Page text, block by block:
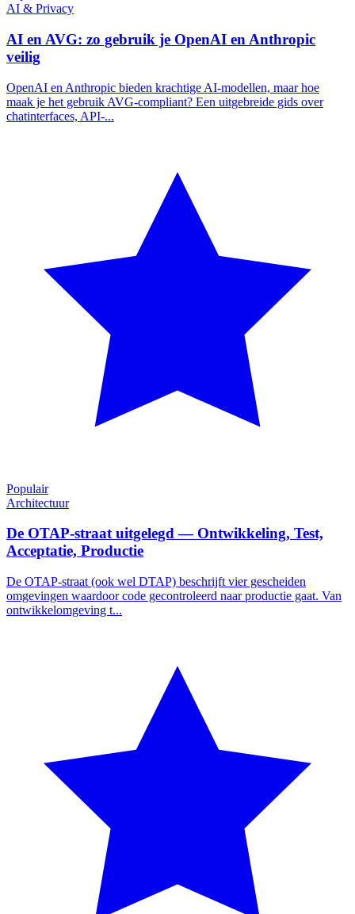
AI & Privacy
AI en AVG: zo gebruik je OpenAI en Anthropic
veilig
OpenAI en Anthropic bieden krachtige AI-modellen, maar hoe
maak je het gebruik AVG-compliant? Een uitgebreide gids over
chatinterfaces, API-...
Populair
Architectuur
De OTAP-straat uitgelegd — Ontwikkeling, Test,
Acceptatie, Productie
De OTAP-straat (ook wel DTAP) beschrijft vier gescheiden
omgevingen waardoor code gecontroleerd naar productie gaat. Van
ontwikkelomgeving t...